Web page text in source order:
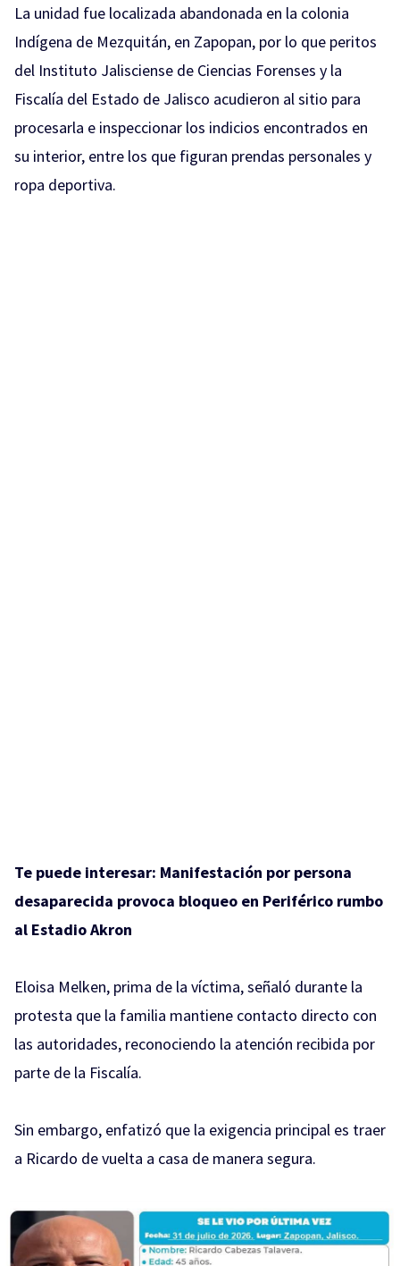
La unidad fue localizada abandonada en la colonia
Indígena de Mezquitán, en Zapopan, por lo que peritos
del Instituto Jalisciense de Ciencias Forenses y la
Fiscalía del Estado de Jalisco acudieron al sitio para
procesarla e inspeccionar los indicios encontrados en
su interior, entre los que figuran prendas personales y
ropa deportiva.
Te puede interesar: Manifestación por persona
desaparecida provoca bloqueo en Periférico rumbo
al Estadio Akron
Eloisa Melken, prima de la víctima, señaló durante la
protesta que la familia mantiene contacto directo con
las autoridades, reconociendo la atención recibida por
parte de la Fiscalía.
Sin embargo, enfatizó que la exigencia principal es traer
a Ricardo de vuelta a casa de manera segura.